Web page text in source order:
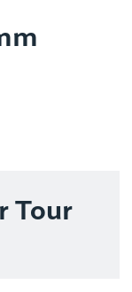
Tour